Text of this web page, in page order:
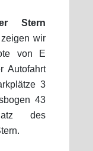
Stern
wir
von E
Autofahrt
3
43
des